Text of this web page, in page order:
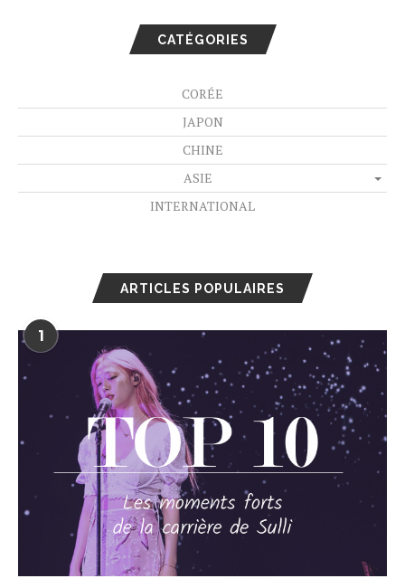
CATÉGORIES
CORÉE
JAPON
CHINE
ASIE
INTERNATIONAL
ARTICLES POPULAIRES
1